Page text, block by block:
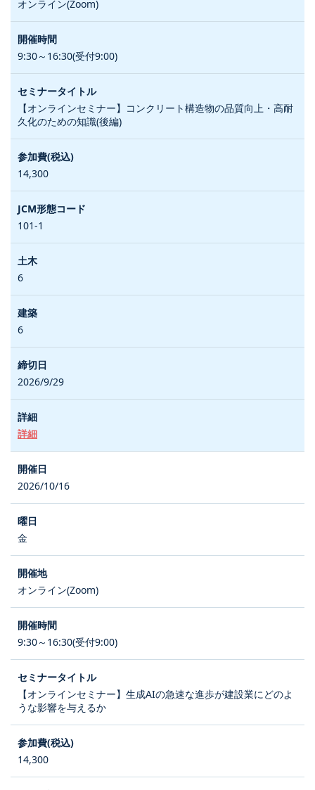
オンライン(Zoom)
9:30～16:30(受付9:00)
【オンラインセミナー】コンクリート構造物の品質向上・高耐
久化のための知識(後編)
14,300
101-1
6
6
2026/9/29
詳細
2026/10/16
金
オンライン(Zoom)
9:30～16:30(受付9:00)
【オンラインセミナー】生成AIの急速な進歩が建設業にどのよ
うな影響を与えるか
14,300